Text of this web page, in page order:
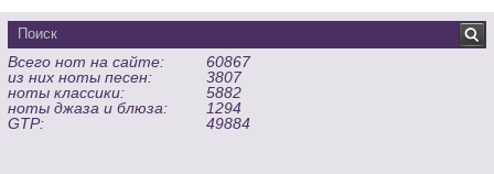
Всего нот на сайте:
60867
из них ноты песен:
3807
ноты классики:
5882
ноты джаза и блюза:
1294
GTP:
49884